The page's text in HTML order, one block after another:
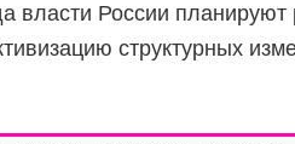
власти России планируют
структурных